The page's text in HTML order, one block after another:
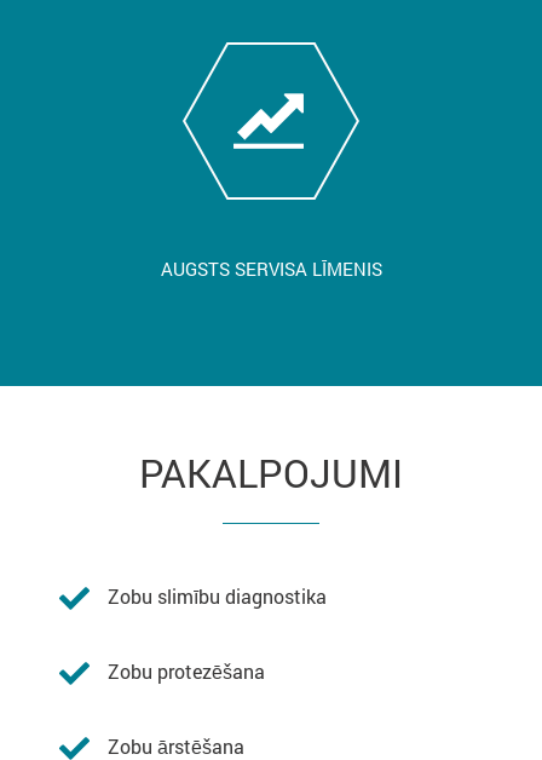
AUGSTS SERVISA LĪMENIS
PAKALPOJUMI
Zobu slimību diagnostika
Zobu protezēšana
Zobu ārstēšana